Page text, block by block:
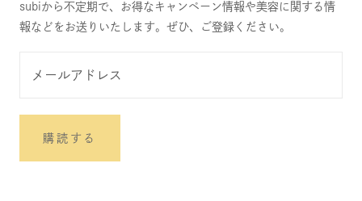
subiから不定期で、お得なキャンペーン情報や美容に関する情
報などをお送りいたします。ぜひ、ご登録ください。
購読する